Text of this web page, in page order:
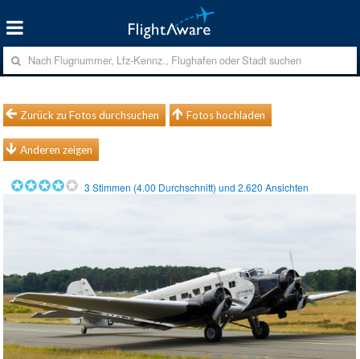
Zurück zu Fotos durchsuchen Fotos hochladen
Anderen zeigen
3 Stimmen (4.00 Durchschnitt) und2.620 Ansichten